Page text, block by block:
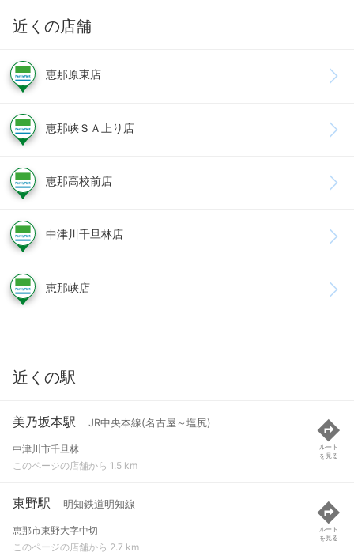
近くの店舗
恵那原東店
恵那峡ＳＡ上り店
恵那高校前店
中津川千旦林店
恵那峡店
近くの駅
美乃坂本駅 JR中央本線(名古屋～塩尻)
中津川市千旦林
このページの店舗から 1.5 km
ルート
を見る
東野駅 明知鉄道明知線
恵那市東野大字中切
このページの店舗から 2.7 km
ルート
を見る